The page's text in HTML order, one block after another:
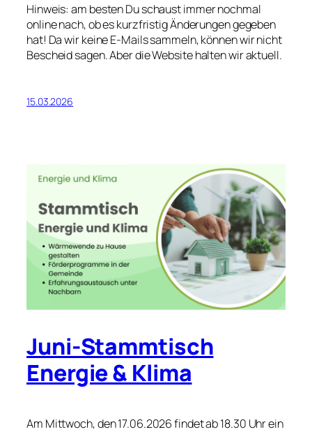
Hinweis: am besten Du schaust immer nochmal
online nach, ob es kurzfristig Änderungen gegeben
hat! Da wir keine E-Mails sammeln, können wir nicht
Bescheid sagen. Aber die Website halten wir aktuell.
15.03.2026
Juni-Stammtisch
Energie & Klima
Am Mittwoch, den 17.06.2026 findet ab 18.30 Uhr ein